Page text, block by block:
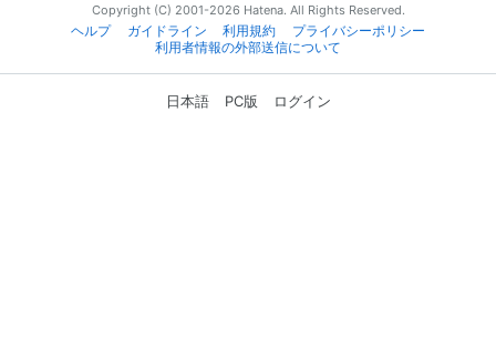
Copyright (C) 2001-2026 Hatena. All Rights Reserved.
ヘルプ
ガイドライン 利用規約
プライバシーポリシー
利用者情報の外部送信について
日本語 PC版 ログイン